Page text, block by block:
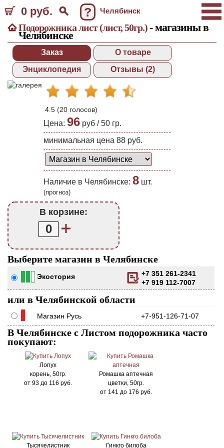
0 руб. ? Челябинск
Подорожника лист (лист, 50гр.)- магазины в
Челябинске
Заказ
О товаре
Энциклопедия
Отзывы (2)
4.5 (20 голосов)
Цена: 96 руб /50 гр.
минимальная цена 88 руб.
Наличие в Челябинске: 8 шт.
(прогноз)
В корзине:
0
Выберите магазин в Челябинске
Экостория
+7 351 261-2341
+7 919 112-7007
или в Челябинской области
Магазин Русь +7-951-126-71-07
В Челябинске с Листом подорожника часто
покупают:
Лопух
корень, 50гр.
от 93 до 116 руб.
Ромашка аптечная
цветки, 50гр.
от 141 до 176 руб.
Тысячелистник Гинкго билоба